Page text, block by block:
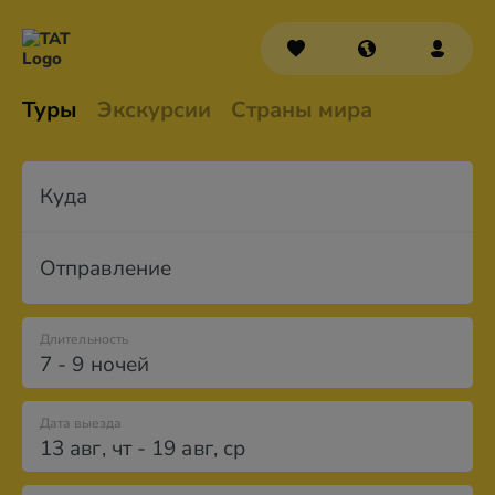
Туры Экскурсии Страны мира
Куда
Отправление
7 - 9 ночей
Длительность
Дата выезда
13 авг, чт- 19 авг, ср